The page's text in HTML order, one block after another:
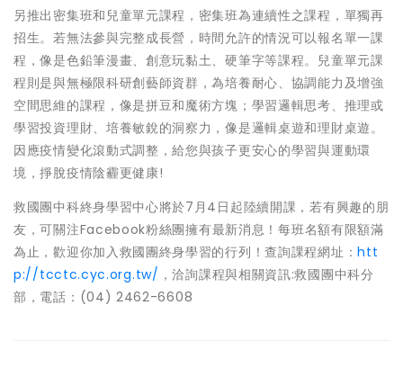
另推出密集班和兒童單元課程，密集班為連續性之課程，單獨再
招生。若無法參與完整成長營，時間允許的情況可以報名單一課
程，像是色鉛筆漫畫、創意玩黏土、硬筆字等課程。兒童單元課
程則是與無極限科研創藝師資群，為培養耐心、協調能力及增強
空間思維的課程，像是拼豆和魔術方塊；學習邏輯思考、推理或
學習投資理財、培養敏銳的洞察力，像是邏輯桌遊和理財桌遊。
因應疫情變化滾動式調整，給您與孩子更安心的學習與運動環
境，掙脫疫情陰霾更健康!
救國團中科終身學習中心將於7月4日起陸續開課，若有興趣的朋
友，可關注Facebook粉絲團擁有最新消息！每班名額有限額滿
為止，歡迎你加入救國團終身學習的行列！查詢課程網址：htt
p://tcctc.cyc.org.tw/ ，洽詢課程與相關資訊:救國團中科分
部，電話：(04) 2462-6608